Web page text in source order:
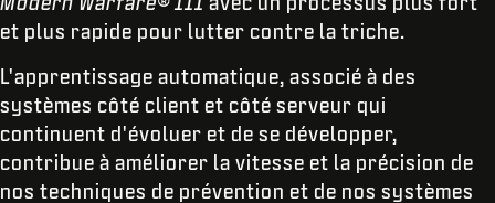
et plus rapide pour lutter contre la triche.
L'apprentissage automatique, associé à des
systèmes côté client et côté serveur qui
continuent d'évoluer et de se développer,
contribue à améliorer la vitesse et la précision de
nos techniques de prévention et de nos systèmes